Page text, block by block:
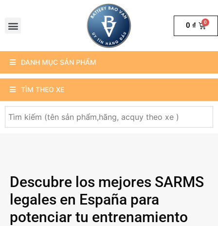
0 ₫
DANH MỤC SẢN PHẨM
TÌM THEO XE
Descubre los mejores SARMS
legales en España para
potenciar tu entrenamiento